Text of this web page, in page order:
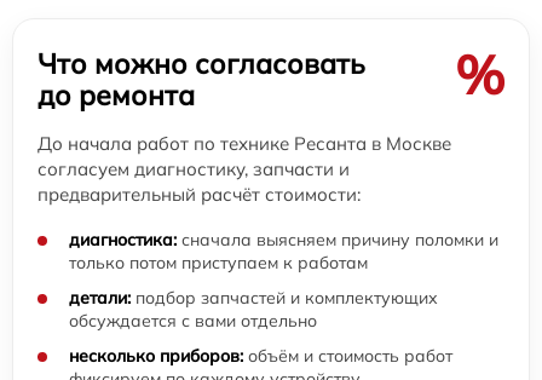
Что можно согласовать
до ремонта
%
До начала работ по технике Ресанта в Москве
согласуем диагностику, запчасти и
предварительный расчёт стоимости:
диагностика: сначала выясняем причину поломки и
только потом приступаем к работам
детали: подбор запчастей и комплектующих
обсуждается с вами отдельно
несколько приборов: объём и стоимость работ